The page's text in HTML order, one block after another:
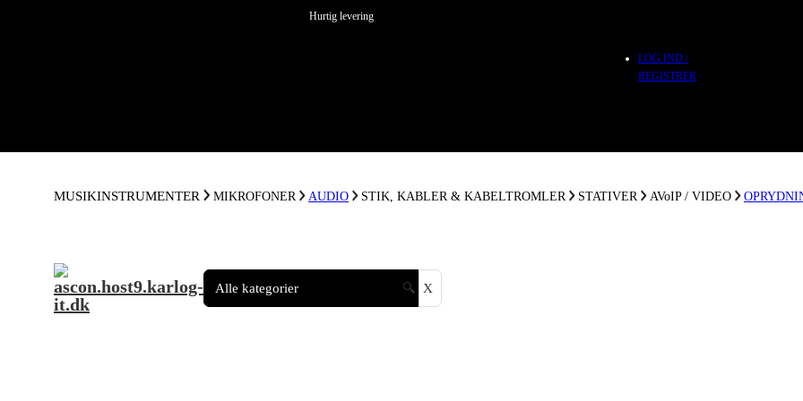
Hurtig levering
LOG IND /
REGISTRER
MUSIKINSTRUMENTER MIKROFONER AUDIO STIK, KABLER & KABELTROMLER STATIVER AVoIP / VIDEO
🔍 X